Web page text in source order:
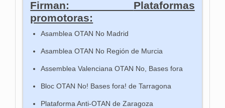
Firman: Plataformas
promotoras:
Asamblea OTAN No Madrid
Asamblea OTAN No Región de Murcia
Assemblea Valenciana OTAN No, Bases fora
Bloc OTAN No! Bases fora! de Tarragona
Plataforma Anti-OTAN de Zaragoza